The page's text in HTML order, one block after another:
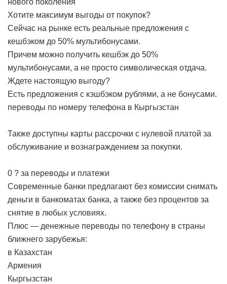
нового поколения
Хотите максимум выгоды от покупок?
Сейчас на рынке есть реальные предложения с
кешбэком до 50% мультибонусами.
Причем можно получить кешбэк до 50%
мультибонусами, а не просто символическая отдача.
Ждете настоящую выгоду?
Есть предложения с кэшбэком рублями, а не бонусами.
переводы по номеру телефона в Кыргызстан
Также доступны карты рассрочки с нулевой платой за
обслуживание и вознаграждением за покупки.
0 ? за переводы и платежи
Современные банки предлагают без комиссии снимать
деньги в банкоматах банка, а также без процентов за
снятие в любых условиях.
Плюс — денежные переводы по телефону в страны
ближнего зарубежья:
в Казахстан
Армения
Кыргызстан